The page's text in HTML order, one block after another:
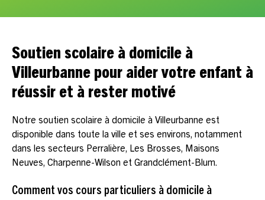
Soutien scolaire à domicile à
Villeurbanne pour aider votre enfant à
réussir et à rester motivé
Notre soutien scolaire à domicile à Villeurbanne est
disponible dans toute la ville et ses environs, notamment
dans les secteurs Perralière, Les Brosses, Maisons
Neuves, Charpenne-Wilson et Grandclément-Blum.
Comment vos cours particuliers à domicile à